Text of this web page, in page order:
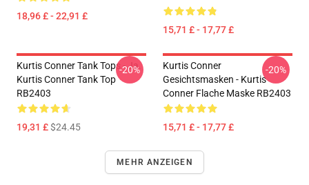
18,96 £ - 22,91 £
15,71 £ - 17,77 £
Kurtis Conner Tank Tops - Ja.
Kurtis Conner Tank Top
RB2403
19,31 £$24.45
-20%
Kurtis Conner
Gesichtsmasken - Kurtis
Conner Flache Maske RB2403
15,71 £ - 17,77 £
-20%
MEHR ANZEIGEN